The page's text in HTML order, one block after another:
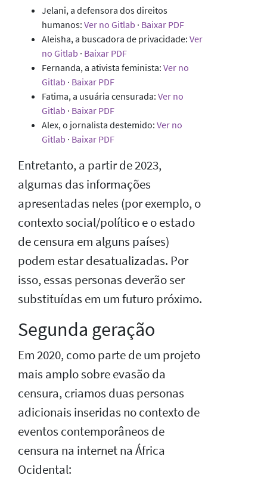
Jelani, a defensora dos direitos
humanos: Ver no Gitlab · Baixar PDF
Aleisha, a buscadora de privacidade: Ver
no Gitlab · Baixar PDF
Fernanda, a ativista feminista: Ver no
Gitlab · Baixar PDF
Fatima, a usuária censurada: Ver no
Gitlab · Baixar PDF
Alex, o jornalista destemido: Ver no
Gitlab · Baixar PDF
Entretanto, a partir de 2023,
algumas das informações
apresentadas neles (por exemplo, o
contexto social/político e o estado
de censura em alguns países)
podem estar desatualizadas. Por
isso, essas personas deverão ser
substituídas em um futuro próximo.
Segunda geração
Em 2020, como parte de um projeto
mais amplo sobre evasão da
censura, criamos duas personas
adicionais inseridas no contexto de
eventos contemporâneos de
censura na internet na África
Ocidental: